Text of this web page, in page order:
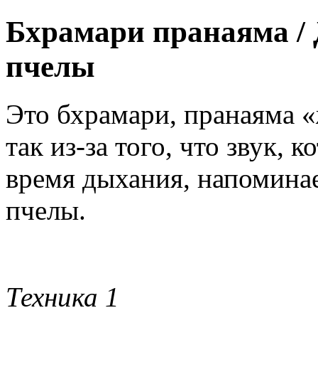
Бхрамари пранаяма
пчелы
Это бхрамари, пранаяма
так из-за того, что звук,
время дыхания,
пчелы.
Техника 1